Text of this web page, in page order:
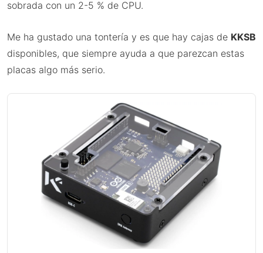
sobrada con un 2-5 % de CPU.
Me ha gustado una tontería y es que hay cajas de KKSB
disponibles, que siempre ayuda a que parezcan estas
placas algo más serio.